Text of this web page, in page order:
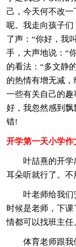
己，今天何不改
呢。我走向孩子
了声：“你好，我
手，大声地说：“
的看法：“多文静
的热情有增无减
一些有关自己的
好，我忽然感到
错!
开学第一天小学作
叶喆熹的开
耳朵听就行了。不
叶老师给我
时候是老师，下
情都可以找班主任
体育老师跟我